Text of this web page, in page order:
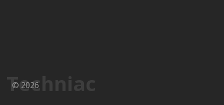
Techniac
© 2026